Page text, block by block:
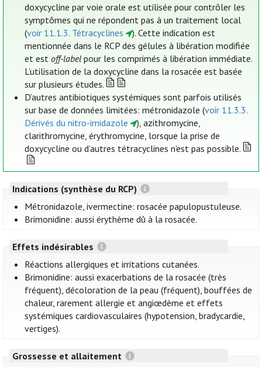
doxycycline par voie orale est utilisée pour contrôler les
symptômes qui ne répondent pas à un traitement local
(voir 11.1.3. Tétracyclines
). Cette indication est
mentionnée dans le RCP des gélules à libération modifiée
et estoff-label pour les comprimés à libération immédiate.
L’utilisation de la doxycycline dans la rosacée est basée
sur plusieurs études.
D’autres antibiotiques systémiques sont parfois utilisés
sur base de données limitées: métronidazole (voir 11.3.3.
Dérivés du nitro-imidazole
), azithromycine,
clarithromycine, érythromycine, lorsque la prise de
doxycycline ou d’autres tétracyclines n’est pas possible.
Indications (synthèse du RCP)
Métronidazole, ivermectine: rosacée papulopustuleuse.
Brimonidine: aussi érythème dû à la rosacée.
Effets indésirables
Réactions allergiques et irritations cutanées.
Brimonidine: aussi exacerbations de la rosacée (très
fréquent), décoloration de la peau (fréquent), bouffées de
chaleur, rarement allergie et angiœdème et effets
systémiques cardiovasculaires (hypotension, bradycardie,
vertiges).
Grossesse et allaitement